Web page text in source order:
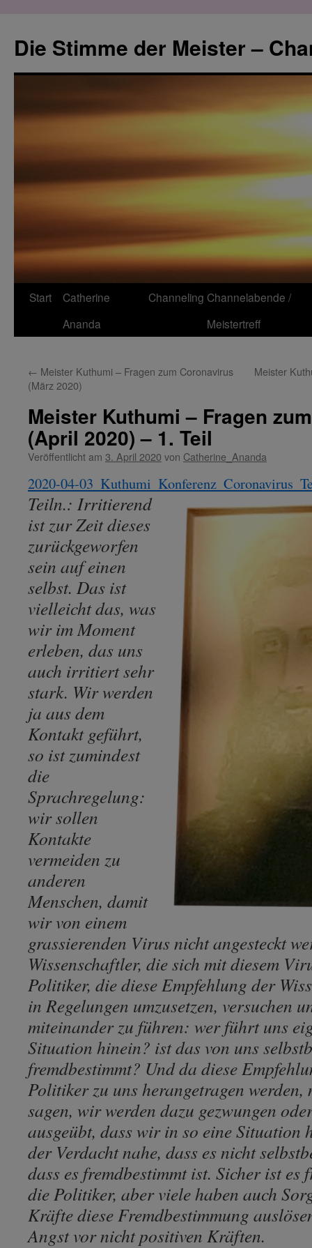
springen
Die Stimme der Meister –
Start
Catherine
Ananda
Channeling Channelabende /
Meistertreff
← Meister Kuthumi – Fragen zum Coronavirus
(März 2020)
Meister
Meister Kuthumi – Fragen
(April 2020) – 1. Teil
Veröffentlicht am 3. April 2020 von Catherine_Ananda
2020-04-
Teiln.: Irritierend
ist zur Zeit dieses
zurückgeworfen
sein auf einen
selbst. Das ist
vielleicht das, was
wir im Moment
erleben, das uns
auch irritiert sehr
stark. Wir werden
ja aus dem
Kontakt geführt,
so ist zumindest
die
Sprachregelung:
wir sollen
Kontakte
vermeiden zu
anderen
Menschen, damit
wir von einem
grassierenden Virus nicht angesteckt
Wissenschaftler, die sich mit diesem
Politiker, die diese Empfehlung der
in Regelungen umzusetzen, versuchen
miteinander zu führen: wer führt uns
Situation hinein? ist das von uns
fremdbestimmt? Und da diese
Politiker zu uns herangetragen werden,
sagen, wir werden dazu gezwungen
ausgeübt, dass wir in so eine Situation
der Verdacht nahe, dass es nicht
dass es fremdbestimmt ist. Sicher ist es
die Politiker, aber viele haben auch
Kräfte diese Fremdbestimmung
Angst vor nicht positiven Kräften.